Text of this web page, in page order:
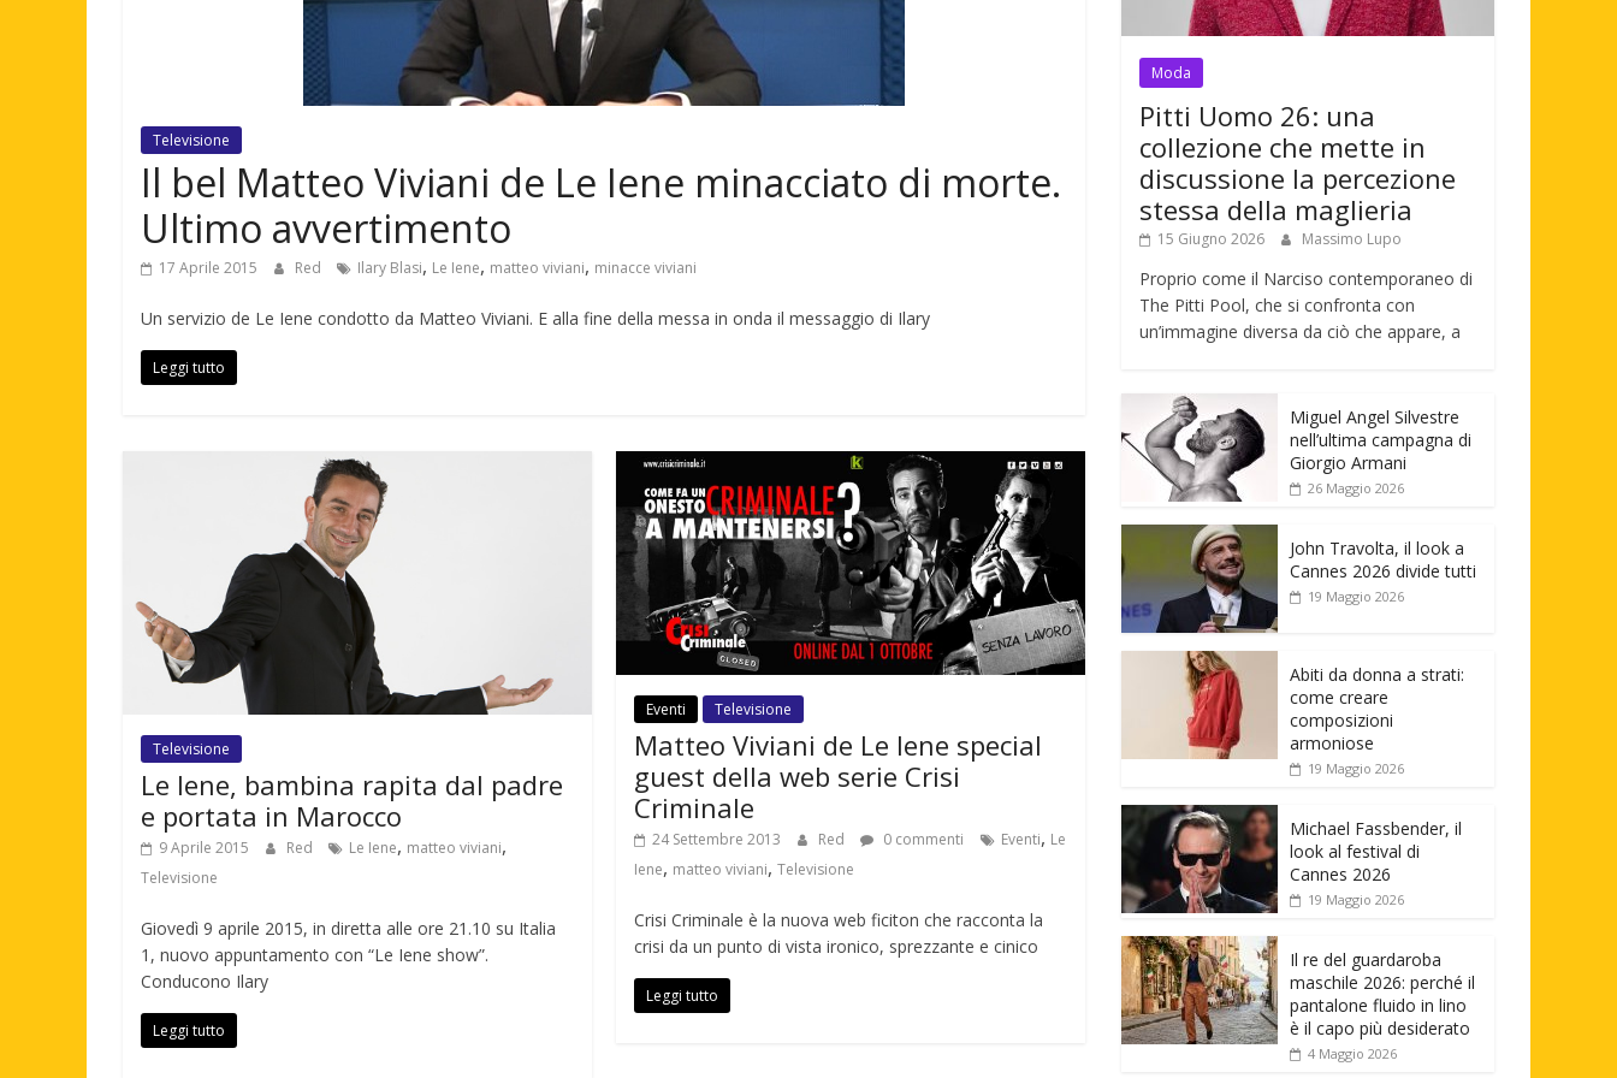
Televisione
Il bel Matteo Viviani de Le Iene minacciato di morte.
Ultimo avvertimento
17 Aprile 2015 Red Ilary Blasi, Le Iene, matteo viviani, minacce viviani
Un servizio de Le Iene condotto da Matteo Viviani. E alla fine della messa in onda il messaggio di Ilary
Leggi tutto
Televisione
Le Iene, bambina rapita dal padre
e portata in Marocco
9 Aprile 2015 Red Le Iene, matteo viviani,
Televisione
Giovedì 9 aprile 2015, in diretta alle ore 21.10 su Italia
1, nuovo appuntamento con “Le Iene show”.
Conducono Ilary
Leggi tutto
Eventi Televisione
Matteo Viviani de Le Iene special
guest della web serie Crisi
Criminale
24 Settembre 2013 Red 0 commenti Eventi, Le
Iene, matteo viviani,Televisione
Crisi Criminale è la nuova web ficiton che racconta la
crisi da un punto di vista ironico, sprezzante e cinico
Leggi tutto
Moda
Pitti Uomo 26: una
collezione che mette in
discussione la percezione
stessa della maglieria
15 Giugno 2026 Massimo Lupo
Proprio come il Narciso contemporaneo di
The Pitti Pool, che si confronta con
un’immagine diversa da ciò che appare, a
Miguel Angel Silvestre
nell’ultima campagna di
Giorgio Armani
26 Maggio 2026
John Travolta, il look a
Cannes 2026 divide tutti
19 Maggio 2026
Abiti da donna a strati:
come creare
composizioni
armoniose
19 Maggio 2026
Michael Fassbender, il
look al festival di
Cannes 2026
19 Maggio 2026
Il re del guardaroba
maschile 2026: perché il
pantalone fluido in lino
è il capo più desiderato
4 Maggio 2026